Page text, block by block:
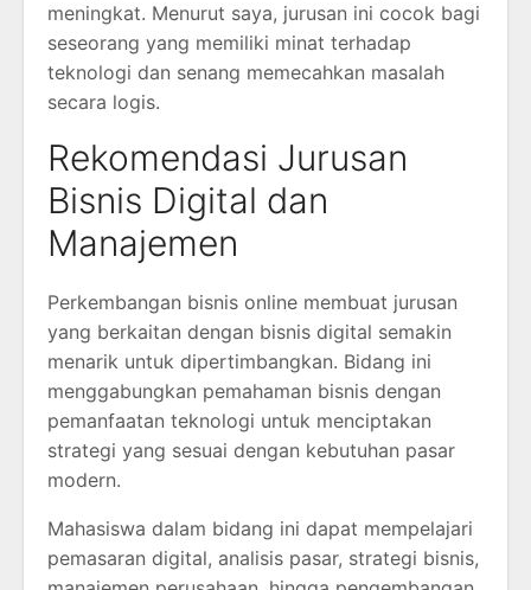
meningkat. Menurut saya, jurusan ini cocok bagi
seseorang yang memiliki minat terhadap
teknologi dan senang memecahkan masalah
secara logis.
Rekomendasi Jurusan
Bisnis Digital dan
Manajemen
Perkembangan bisnis online membuat jurusan
yang berkaitan dengan bisnis digital semakin
menarik untuk dipertimbangkan. Bidang ini
menggabungkan pemahaman bisnis dengan
pemanfaatan teknologi untuk menciptakan
strategi yang sesuai dengan kebutuhan pasar
modern.
Mahasiswa dalam bidang ini dapat mempelajari
pemasaran digital, analisis pasar, strategi bisnis,